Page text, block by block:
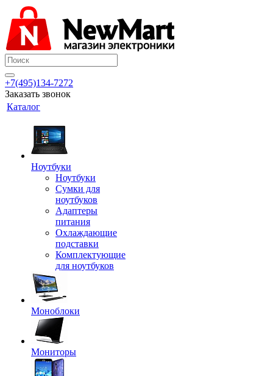
+7(495)134-7272
Заказать звонок
Каталог
Ноутбуки
Ноутбуки
Сумки для
ноутбуков
Адаптеры
питания
Охлаждающие
подставки
Комплектующие
для ноутбуков
Моноблоки
Мониторы